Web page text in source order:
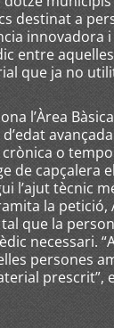
destinat a
innovadora
entre
que ja no
l’Àrea
o
de capçalera
l’ajut tècnic
la petició,
tal que la
necessari.
persones
prescrit”,